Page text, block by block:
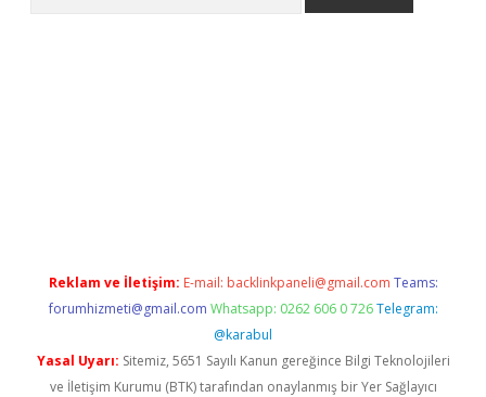
Reklam ve İletişim: E-mail: backlinkpaneli@gmail.com Teams:
forumhizmeti@gmail.com Whatsapp: 0262 606 0 726 Telegram:
@karabul
Yasal Uyarı: Sitemiz, 5651 Sayılı Kanun gereğince Bilgi Teknolojileri
ve İletişim Kurumu (BTK) tarafından onaylanmış bir Yer Sağlayıcı